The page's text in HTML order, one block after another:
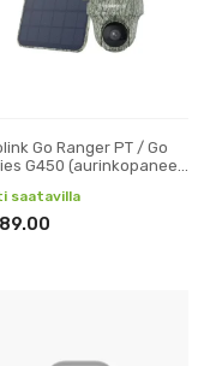
Go Ranger PT / Go
G450 (aurinkopaneeli
saatavilla